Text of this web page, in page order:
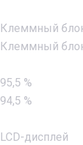
Клеммный
Клеммный
95,5 %
94,5 %
LCD-дисплей